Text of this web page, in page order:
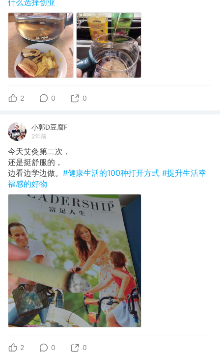
什么选择创业
2 0 0
小郭D豆腐F
2年前
今天艾灸第二次，
还是挺舒服的，
边看边学边做。 #健康生活的100种打开方式 #提升生活幸
福感的好物
2 0 0